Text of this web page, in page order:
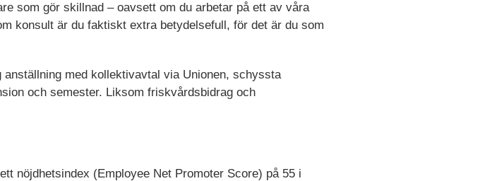
som gör skillnad – oavsett om du arbetar på ett av våra
konsult är du faktiskt extra betydelsefull, för det är du som
med kollektivavtal via Unionen, schyssta
och semester. Liksom friskvårdsbidrag och
nöjdhetsindex (Employee Net Promoter Score) på 55 i